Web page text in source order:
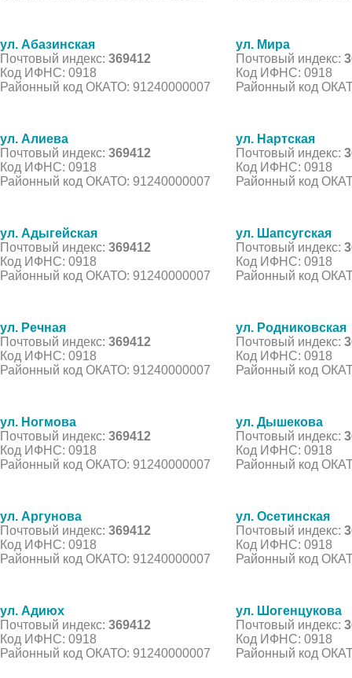
ул. Абазинская
Почтовый индекс: 369412
Код ИФНС: 0918
Районный код ОКАТО: 91240000007
ул. Мира
Почтовый индекс:
Код ИФНС: 0918
Районный код
ул. Алиева
Почтовый индекс: 369412
Код ИФНС: 0918
Районный код ОКАТО: 91240000007
ул. Нартская
Почтовый индекс:
Код ИФНС: 0918
Районный код
ул. Адыгейская
Почтовый индекс: 369412
Код ИФНС: 0918
Районный код ОКАТО: 91240000007
ул. Шапсугская
Почтовый индекс:
Код ИФНС: 0918
Районный код
ул. Речная
Почтовый индекс: 369412
Код ИФНС: 0918
Районный код ОКАТО: 91240000007
ул. Родниковская
Почтовый индекс:
Код ИФНС: 0918
Районный код
ул. Ногмова
Почтовый индекс: 369412
Код ИФНС: 0918
Районный код ОКАТО: 91240000007
ул. Дышекова
Почтовый индекс:
Код ИФНС: 0918
Районный код
ул. Аргунова
Почтовый индекс: 369412
Код ИФНС: 0918
Районный код ОКАТО: 91240000007
ул. Осетинская
Почтовый индекс:
Код ИФНС: 0918
Районный код
ул. Адиюх
Почтовый индекс: 369412
Код ИФНС: 0918
Районный код ОКАТО: 91240000007
ул. Шогенцукова
Почтовый индекс:
Код ИФНС: 0918
Районный код